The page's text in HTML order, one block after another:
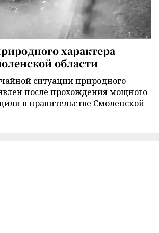
характера
области
ситуации природного
после прохождения мощного
в правительстве Смоленской